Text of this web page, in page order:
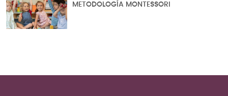
METODOLOGÍA MONTESSORI